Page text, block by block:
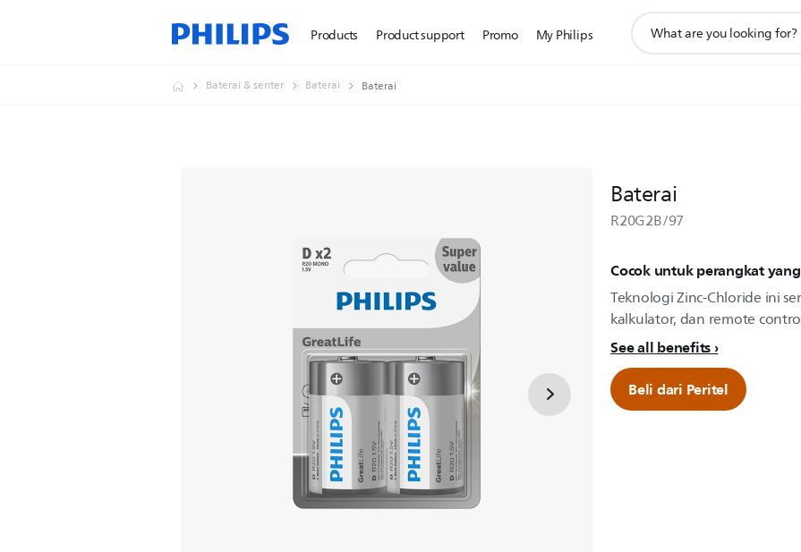
Products Product support Promo My Philips
pencarian
Baterai & senter Baterai Baterai
Baterai
R20G2B/97
Cocok untuk perangkat
Teknologi Zinc-Chloride ini
kalkulator, dan remote
See all benefits
Beli dari Peritel